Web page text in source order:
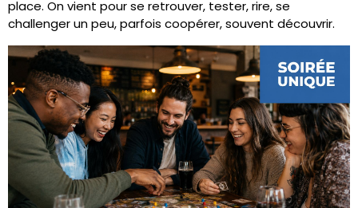
place. On vient pour se retrouver, tester, rire, se
challenger un peu, parfois coopérer, souvent découvrir.